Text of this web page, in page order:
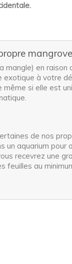
mangrove
mangle) en
à votre
même si elle est
de nos
un aquarium pour
recevrez une
feuilles au